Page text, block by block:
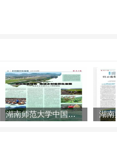
起自己出来时儿子就跟在
在车子的后轮胎旁边玩耍，
必定仍然会跟着。
湖南师范大学中国乡村振兴研究院课题组:突出地域特色 推进乡村